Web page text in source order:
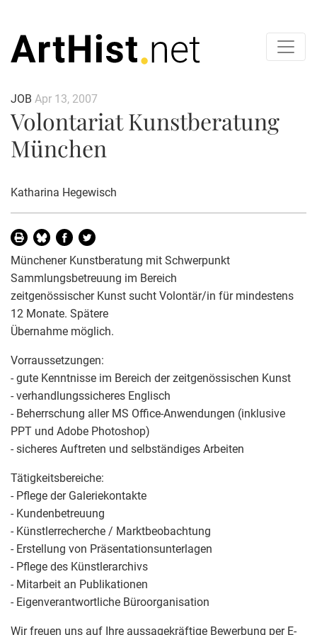
JOB Apr 13, 2007
Volontariat Kunstberatung
München
Katharina Hegewisch
Münchener Kunstberatung mit Schwerpunkt
Sammlungsbetreuung im Bereich
zeitgenössischer Kunst sucht Volontär/in für mindestens
12 Monate. Spätere
Übernahme möglich.
Vorraussetzungen:
- gute Kenntnisse im Bereich der zeitgenössischen Kunst
- verhandlungssicheres Englisch
- Beherrschung aller MS Office-Anwendungen (inklusive
PPT und Adobe Photoshop)
- sicheres Auftreten und selbständiges Arbeiten
Tätigkeitsbereiche:
- Pflege der Galeriekontakte
- Kundenbetreuung
- Künstlerrecherche / Marktbeobachtung
- Erstellung von Präsentationsunterlagen
- Pflege des Künstlerarchivs
- Mitarbeit an Publikationen
- Eigenverantwortliche Büroorganisation
Wir freuen uns auf Ihre aussagekräftige Bewerbung per E-